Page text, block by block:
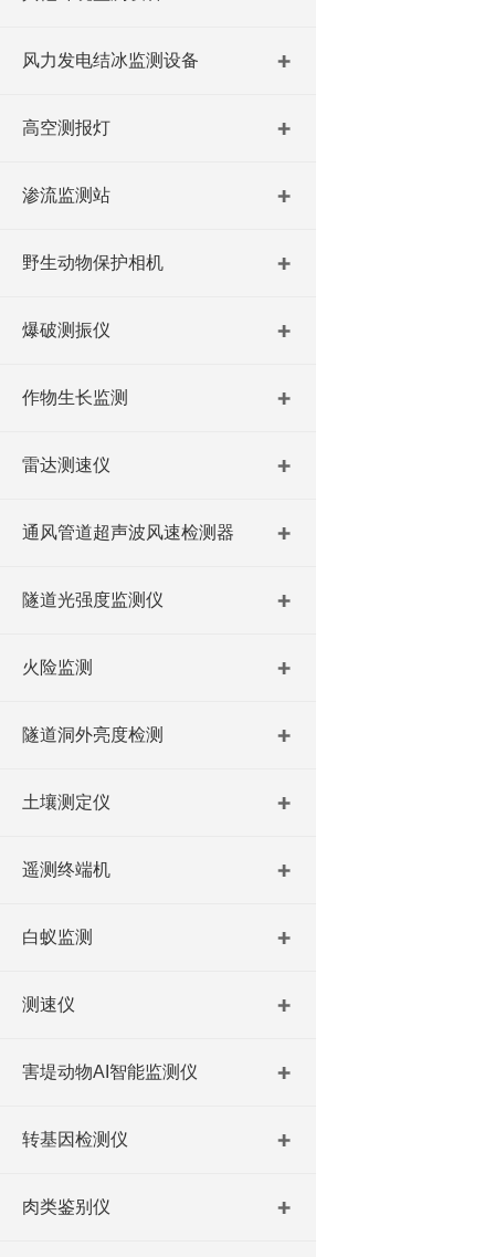
风力发电结冰监测设备
高空测报灯
渗流监测站
野生动物保护相机
爆破测振仪
作物生长监测
雷达测速仪
通风管道超声波风速检测器
隧道光强度监测仪
火险监测
隧道洞外亮度检测
土壤测定仪
遥测终端机
白蚁监测
测速仪
害堤动物AI智能监测仪
转基因检测仪
肉类鉴别仪